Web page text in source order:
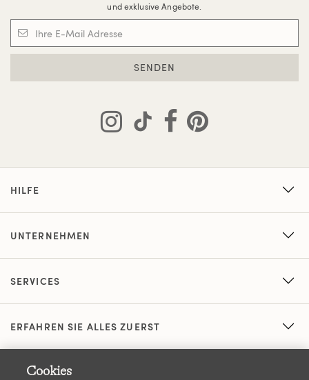
und exklusive Angebote.
SENDEN
HILFE
UNTERNEHMEN
SERVICES
ERFAHREN SIE ALLES ZUERST
Cookies